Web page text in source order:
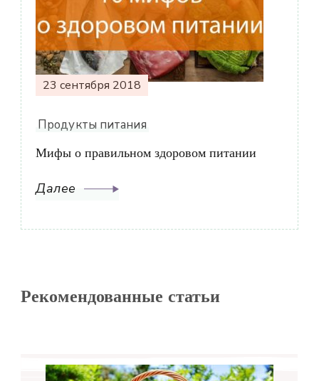
23 сентября 2018
Продукты питания
Мифы о правильном здоровом питании
Далее
Рекомендованные статьи